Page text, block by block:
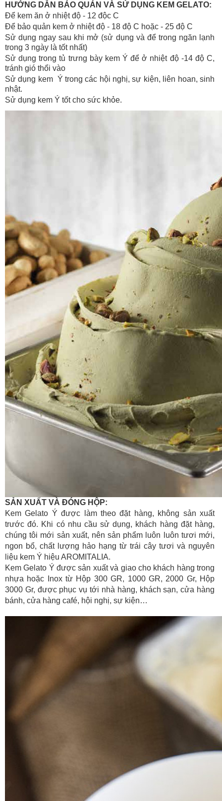
HƯỚNG DẪN BẢO QUẢN VÀ SỬ DỤNG KEM GELATO:
Để kem ăn ở nhiệt độ - 12 độc C
Để bảo quản kem ở nhiệt độ - 18 độ C hoặc - 25 độ C
Sử dụng ngay sau khi mở (sử dụng và để trong ngăn lạnh
trong 3 ngày là tốt nhất)
Sử dụng trong tủ trưng bày kem Ý để ở nhiệt độ -14 độ C,
tránh gió thổi vào
Sử dụng kem Ý trong các hội nghị, sự kiện, liên hoan, sinh
nhật.
Sử dụng kem Ý tốt cho sức khỏe.
SẢN XUẤT VÀ ĐÓNG HỘP:
Kem Gelato Ý được làm theo đặt hàng, không sản xuất
trước đó. Khi có nhu cầu sử dụng, khách hàng đặt hàng,
chúng tôi mới sản xuất, nên sản phẩm luôn luôn tươi mới,
ngon bổ, chất lượng hảo hạng từ trái cây tươi và nguyên
liệu kem Ý hiệu AROMITALIA.
Kem Gelato Ý được sản xuất và giao cho khách hàng trong
nhựa hoặc Inox từ Hộp 300 GR, 1000 GR, 2000 Gr, Hộp
3000 Gr, được phục vụ tới nhà hàng, khách sạn, cửa hàng
bánh, cửa hàng café, hội nghị, sự kiện…